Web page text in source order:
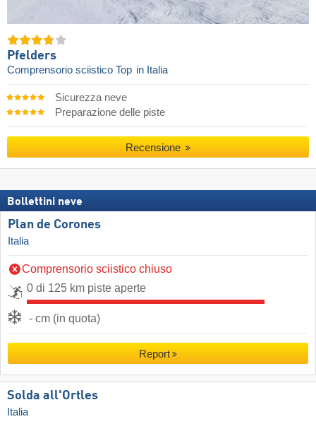
Pfelders
Comprensorio sciistico Top in Italia
Sicurezza neve
Preparazione delle piste
Recensione
Bollettini neve
Plan de Corones
Italia
Comprensorio sciistico chiuso
0 di 125 km piste aperte
- cm (in quota)
Report
Solda all'Ortles
Italia